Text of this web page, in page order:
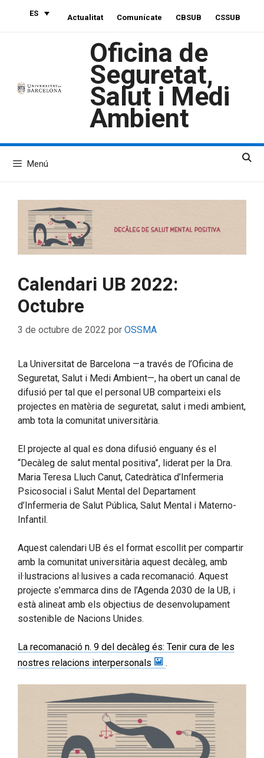
ES Actualitat Comunícate CBSUB CSSUB
Oficina de
Seguretat,
Salut i Medi
Ambient
Menú
Calendari UB 2022:
Octubre
3 de octubre de 2022 por OSSMA
La Universitat de Barcelona —a través de l’Oficina de
Seguretat, Salut i Medi Ambient—, ha obert un canal de
difusió per tal que el personal UB comparteixi els
projectes en matèria de seguretat, salut i medi ambient,
amb tota la comunitat universitària.
El projecte al qual es dona difusió enguany és el
“Decàleg de salut mental positiva”, liderat per la Dra.
Maria Teresa Lluch Canut, Catedràtica d’Infermeria
Psicosocial i Salut Mental del Departament
d’Infermeria de Salut Pública, Salut Mental i Materno-
Infantil.
Aquest calendari UB és el format escollit per compartir
amb la comunitat universitària aquest decàleg, amb
il·lustracions al·lusives a cada recomanació. Aquest
projecte s’emmarca dins de l’Agenda 2030 de la UB, i
està alineat amb els objectius de desenvolupament
sostenible de Nacions Unides.
La recomanació n. 9 del decàleg és: Tenir cura de les
nostres relacions interpersonals
.